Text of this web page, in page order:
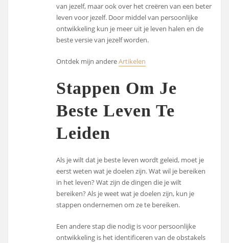
van jezelf, maar ook over het creëren van een beter
leven voor jezelf. Door middel van persoonlijke
ontwikkeling kun je meer uit je leven halen en de
beste versie van jezelf worden.
Ontdek mijn andereArtikelen
Stappen Om Je
Beste Leven Te
Leiden
Als je wilt dat je beste leven wordt geleid, moet je
eerst weten wat je doelen zijn. Wat wil je bereiken
in het leven? Wat zijn de dingen die je wilt
bereiken? Als je weet wat je doelen zijn, kun je
stappen ondernemen om ze te bereiken.
Een andere stap die nodig is voor persoonlijke
ontwikkeling is het identificeren van de obstakels